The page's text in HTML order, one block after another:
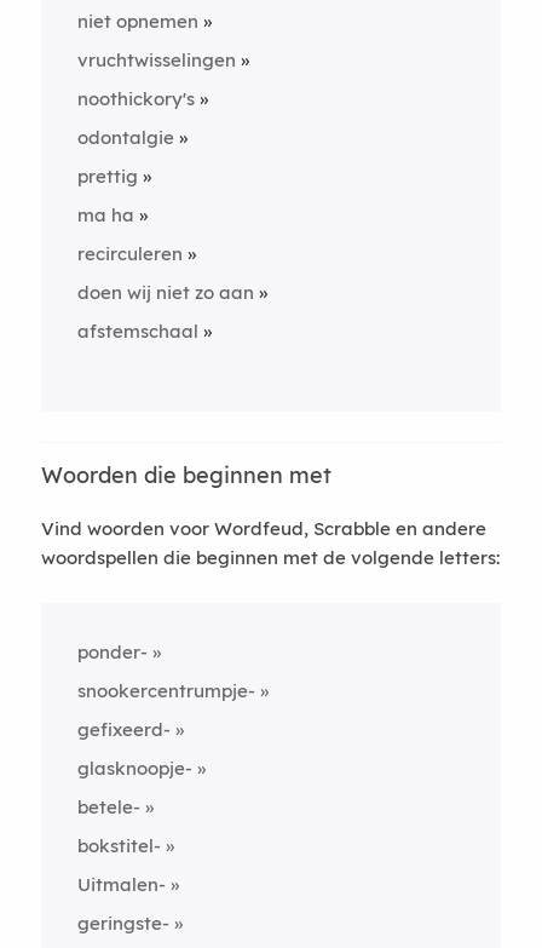
niet opnemen
vruchtwisselingen
noothickory's
odontalgie
prettig
ma ha
recirculeren
doen wij niet zo aan
afstemschaal
Woorden die beginnen met
Vind woorden voor Wordfeud, Scrabble en andere
woordspellen die beginnen met de volgende letters:
ponder-
snookercentrumpje-
gefixeerd-
glasknoopje-
betele-
bokstitel-
Uitmalen-
geringste-